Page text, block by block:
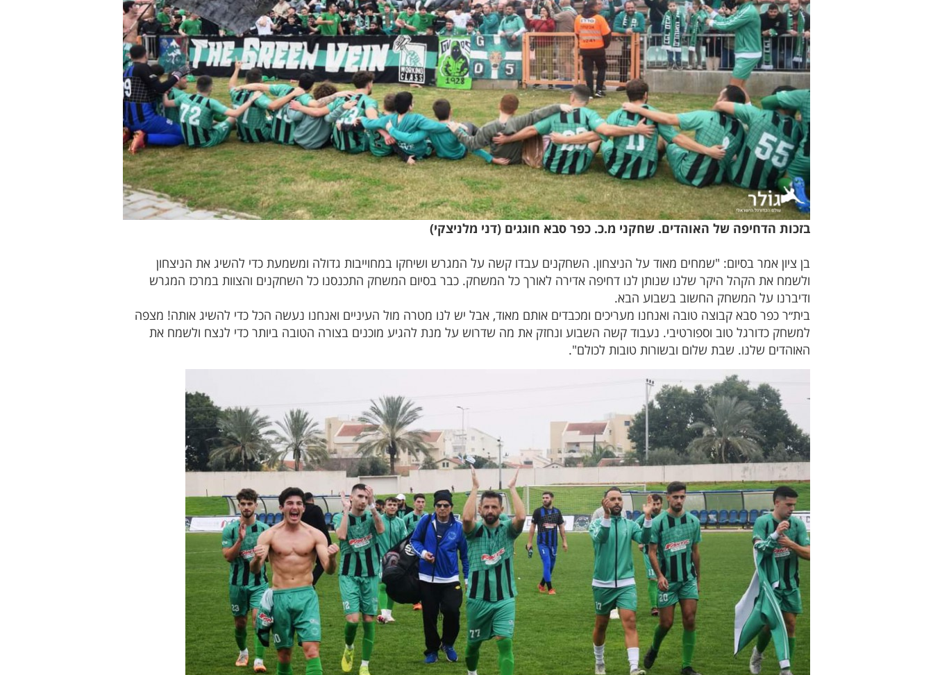
בזכות הדחיפה של האוהדים. שחקני מ.כ. כפר סבא חוגגים (דני מלניצקי)
בן ציון אמר בסיום: "שמחים מאוד על הניצחון. השחקנים עבדו קשה על המגרש ושיחקו במחוייבות גדולה ומשמעת כדי להשיג את הניצחון
ולשמח את הקהל היקר שלנו שנותן לנו דחיפה אדירה לאורך כל המשחק. כבר בסיום המשחק התכנסנו כל השחקנים והצוות במרכז המגרש
ודיברנו על המשחק החשוב בשבוע הבא.
בית״ר כפר סבא קבוצה טובה ואנחנו מעריכים ומכבדים אותם מאוד, אבל יש לנו מטרה מול העיניים ואנחנו נעשה הכל כדי להשיג אותה! מצפה
למשחק כדורגל טוב וספורטיבי. נעבוד קשה השבוע ונחזק את מה שדרוש על מנת להגיע מוכנים בצורה הטובה ביותר כדי לנצח ולשמח את
האוהדים שלנו. שבת שלום ובשורות טובות לכולם".